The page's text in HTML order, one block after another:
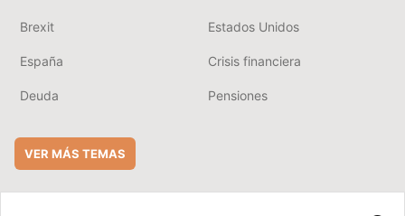
Brexit Estados Unidos
España Crisis financiera
Deuda Pensiones
VER MÁS TEMAS